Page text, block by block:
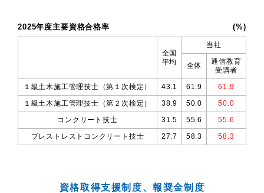
2025年度主要資格合格率 (%)
全国
平均
当社
全体
通信教育
受講者
１級土木施工管理技士（第１次検定）
43.1 61.9
61.9
１級土木施工管理技士（第２次検定）
38.9 50.0
50.0
コンクリート技士
31.5 55.6
55.6
プレストレストコンクリート技士
27.7 58.3 58.3
資格取得支援制度、報奨金制度